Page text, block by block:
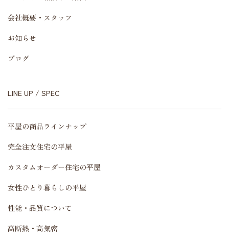
会社概要・スタッフ
お知らせ
ブログ
LINE UP / SPEC
平屋の商品ラインナップ
完全注文住宅の平屋
カスタムオーダー住宅の平屋
女性ひとり暮らしの平屋
性能・品質について
高断熱・高気密